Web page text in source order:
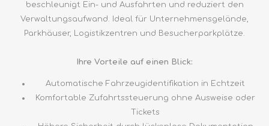
beschleunigt Ein- und Ausfahrten und reduziert den
Verwaltungsaufwand. Ideal für Unternehmensgelände,
Parkhäuser, Logistikzentren und Besucherparkplätze.
Ihre Vorteile auf einen Blick:
Automatische Fahrzeugidentifikation in Echtzeit
Komfortable Zufahrtssteuerung ohne Ausweise oder
Tickets